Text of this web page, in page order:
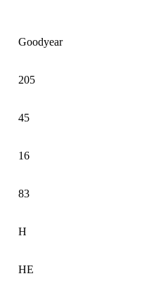
Goodyear
205
45
16
83
H
НЕ